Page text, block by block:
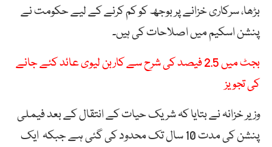
بڑھا، سرکاری خزانے پر بوجھ کو کم کرنے کے لیے حکومت نے
پنشن اسکیم میں اصلاحات کی ہیں۔
بجٹ میں 2.5 فیصد کی شرح سے کاربن لیوی عائد کئے جانے
کی تجویز
وزیر خزانہ نے بتایا کہ شریک حیات کے انتقال کے بعد فیملی
پنشن کی مدت 10 سال تک محدود کی گئی ہے جبکہ ایک